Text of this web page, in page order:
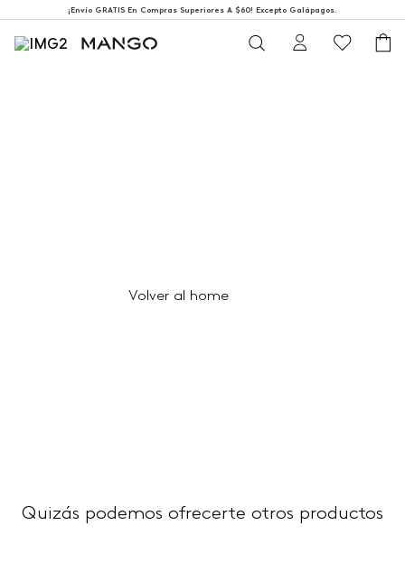
¡Envío GRATIS En Compras Superiores A $60! Excepto Galápagos.
Volver al home
Quizás podemos ofrecerte otros productos